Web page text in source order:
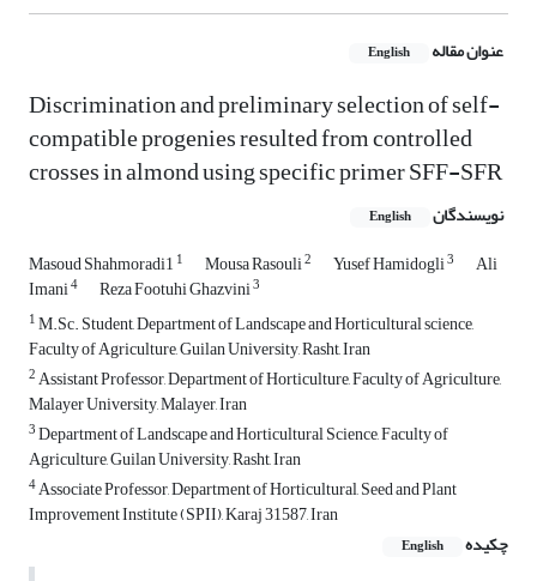
عنوان مقاله English
Discrimination and preliminary selection of self-
compatible progenies resulted from controlled
crosses in almond using specific primer SFF-SFR
نویسندگان English
Masoud Shahmoradi1 1 Mousa Rasouli2 Yusef Hamidogli3 Ali
Imani4 Reza Footuhi Ghazvini3
1M.Sc. Student, Department of Landscape and Horticultural science,
Faculty of Agriculture, Guilan University, Rasht, Iran
2Assistant Professor, Department of Horticulture, Faculty of Agriculture,
Malayer University, Malayer, Iran
3Department of Landscape and Horticultural Science, Faculty of
Agriculture, Guilan University, Rasht, Iran
4Associate Professor, Department of Horticultural, Seed and Plant
Improvement Institute (SPII), Karaj 31587, Iran
چکیده
English